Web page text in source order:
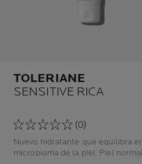
TOLERIANE
SENSITIVE RICA
(0)
Nuevo hidratante que equilibra el
microbioma de la piel. Piel normal a